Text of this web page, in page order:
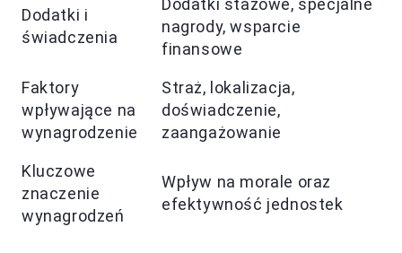
Dodatki i
świadczenia
Dodatki stażowe, specjalne
nagrody, wsparcie
finansowe
Faktory
wpływające na
wynagrodzenie
Straż, lokalizacja,
doświadczenie,
zaangażowanie
Kluczowe
znaczenie
wynagrodzeń
Wpływ na morale oraz
efektywność jednostek